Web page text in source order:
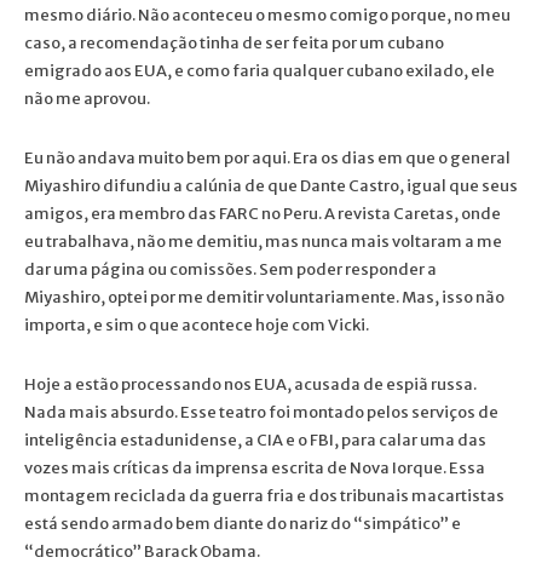
mesmo diário. Não aconteceu o mesmo comigo porque, no meu
caso, a recomendação tinha de ser feita por um cubano
emigrado aos EUA, e como faria qualquer cubano exilado, ele
não me aprovou.
Eu não andava muito bem por aqui. Era os dias em que o general
Miyashiro difundiu a calúnia de que Dante Castro, igual que seus
amigos, era membro das FARC no Peru. A revista Caretas, onde
eu trabalhava, não me demitiu, mas nunca mais voltaram a me
dar uma página ou comissões. Sem poder responder a
Miyashiro, optei por me demitir voluntariamente. Mas, isso não
importa, e sim o que acontece hoje com Vicki.
Hoje a estão processando nos EUA, acusada de espiã russa.
Nada mais absurdo. Esse teatro foi montado pelos serviços de
inteligência estadunidense, a CIA e o FBI, para calar uma das
vozes mais críticas da imprensa escrita de Nova Iorque. Essa
montagem reciclada da guerra fria e dos tribunais macartistas
está sendo armado bem diante do nariz do “simpático” e
“democrático” Barack Obama.